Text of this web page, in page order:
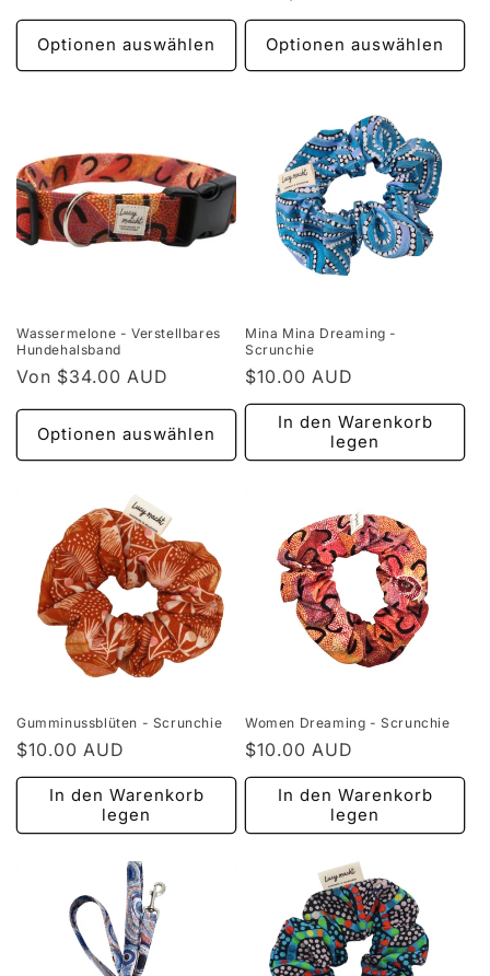
Optionen auswählen
Preis
Optionen auswählen
Wassermelone - Verstellbares
Hundehalsband
Normaler
Von $34.00 AUD
Optionen auswählen
Mina Mina Dreaming -
Scrunchie
Normaler
Preis
$10.00 AUD
In den Warenkorb
legen
Gumminussblüten - Scrunchie
Normaler
Preis
$10.00 AUD
In den Warenkorb
legen
Women Dreaming - Scrunchie
Normaler
Preis
$10.00 AUD
In den Warenkorb
legen